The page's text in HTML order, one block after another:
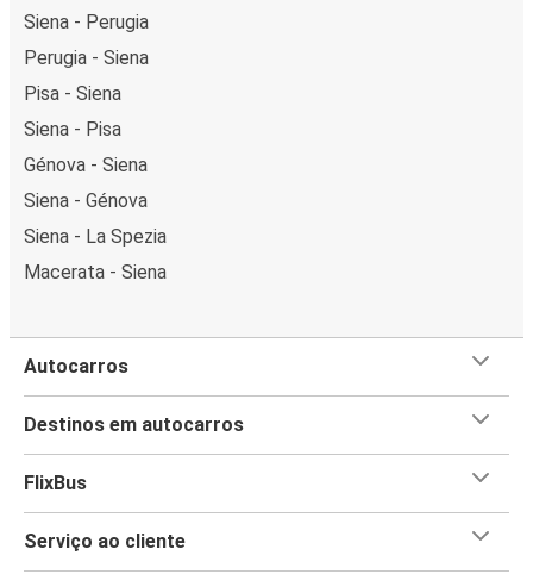
Siena - Perugia
Perugia - Siena
Pisa - Siena
Siena - Pisa
Génova - Siena
Siena - Génova
Siena - La Spezia
Macerata - Siena
Autocarros
Destinos em autocarros
FlixBus
Serviço ao cliente